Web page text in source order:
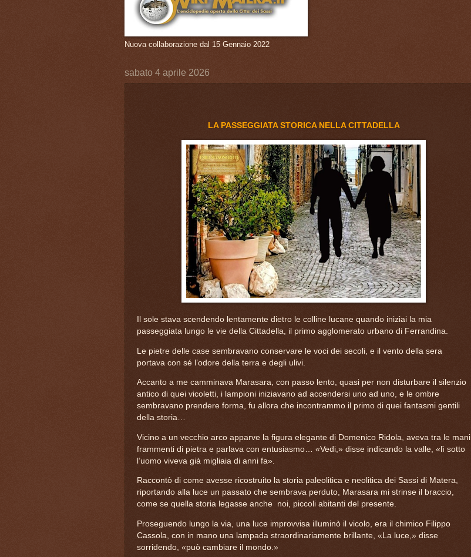
Nuova collaborazione dal 15 Gennaio 2022
sabato 4 aprile 2026
LA PASSEGGIATA STORICA NELLA CITTADELLA
Il sole stava scendendo lentamente dietro le colline lucane quando iniziai la mia
passeggiata lungo le vie della Cittadella, il primo agglomerato urbano di Ferrandina.
Le pietre delle case sembravano conservare le voci dei secoli, e il vento della sera
portava con sé l’odore della terra e degli ulivi.
Accanto a me camminava Marasara, con passo lento, quasi per non disturbare il silenzio
antico di quei vicoletti, i lampioni iniziavano ad accendersi uno ad uno, e le ombre
sembravano prendere forma, fu allora che incontrammo il primo di quei fantasmi gentili
della storia…
Vicino a un vecchio arco apparve la figura elegante di Domenico Ridola, aveva tra le mani
frammenti di pietra e parlava con entusiasmo… «Vedi,» disse indicando la valle, «lì sotto
l’uomo viveva già migliaia di anni fa».
Raccontò di come avesse ricostruito la storia paleolitica e neolitica dei Sassi di Matera,
riportando alla luce un passato che sembrava perduto, Marasara mi strinse il braccio,
come se quella storia legasse anche noi, piccoli abitanti del presente.
Proseguendo lungo la via, una luce improvvisa illuminò il vicolo, era il chimico Filippo
Cassola, con in mano una lampada straordinariamente brillante, «La luce,» disse
sorridendo, «può cambiare il mondo.»